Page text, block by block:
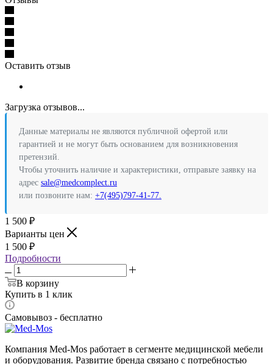
Оставить отзыв
Загрузка отзывов...
Данные материалы не являются публичной офертой или
гарантией и не могут быть основанием для возникновения
претензий.
Чтобы уточнить наличие и характеристики, отправьте заявку на
адрес sale@medcomplect.ru
или позвоните нам: +7(495)797-41-77.
1 500 ₽
Варианты цен
1 500 ₽
Подробности
В корзину
Купить в 1 клик
Самовывоз - бесплатно
Компания Med-Mos работает в сегменте медицинской мебели
и оборудования. Развитие бренда связано с потребностью